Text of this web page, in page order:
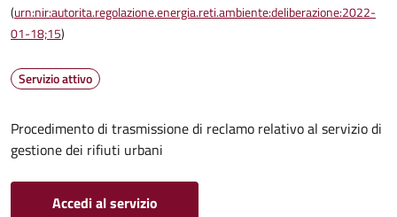
(urn:nir:autorita.regolazione.energia.reti.ambiente:deliberazione:2022-
01-18;15)
Servizio attivo
Procedimento di trasmissione di reclamo relativo al servizio di
gestione dei rifiuti urbani
Accedi al servizio